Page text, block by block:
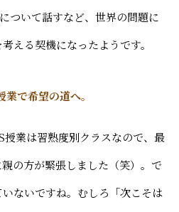
ついて話すなど、世界の問題に
える契機になったようです。
で希望の道へ。
授業は習熟度別クラスなので、最
の方が緊張しました（笑）。で
ないですね。むしろ「次こそは